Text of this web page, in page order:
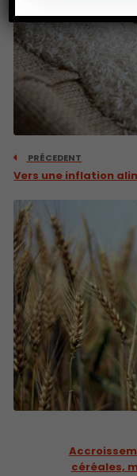
PRÉCEDENT
Vers une inflation
céréales,